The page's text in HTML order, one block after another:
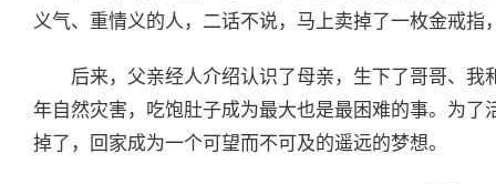
义气、重情义的人，二话不说，马上卖掉了一枚金戒指
后来，父亲经人介绍认识了母亲，生下了哥哥、
年自然灾害，吃饱肚子成为最大也是最困难的事。为
掉了，回家成为一个可望而不可及的遥远的梦想。